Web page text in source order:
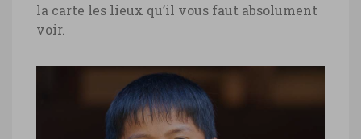
la carte les lieux qu’il vous faut absolument
voir.